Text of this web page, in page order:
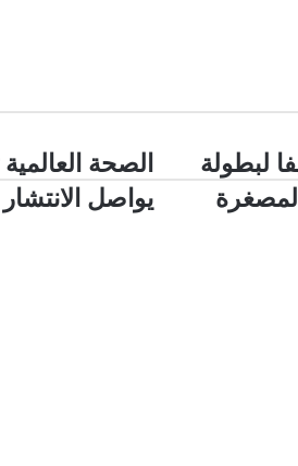
الصحة
يواصل
لبطولة